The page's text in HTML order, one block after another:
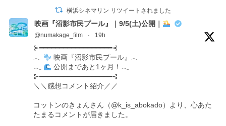
横浜シネマリン リツイートされました
映画『沼影市民プール』｜9/5(土)公開｜
@numakage_film · 19h
⊱━━━━━━━━━━━━━━━━━━⊰
𓂃
映画『沼影市民プール』𓂃
𓂃
公開まであと1ヶ月！𓂃
⊱━━━━━━━━━━━━━━━━━━⊰
＼＼感想コメント紹介／／
コットンのきょんさん（@k_is_abokado）より、心あた
たまるコメントが届きました。